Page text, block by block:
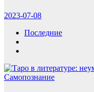
2023-07-08
Последние
Самопознание